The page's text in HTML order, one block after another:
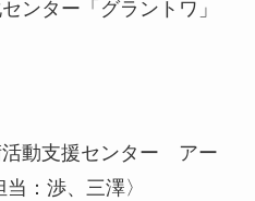
ンター「グラントワ」
活動支援センター アー
：渉、三澤〉